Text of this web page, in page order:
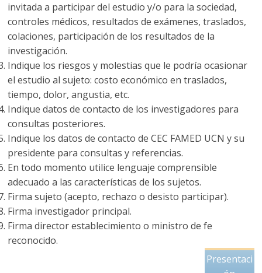
invitada a participar del estudio y/o para la sociedad,
controles médicos, resultados de exámenes, traslados,
colaciones, participación de los resultados de la
investigación.
Indique los riesgos y molestias que le podría ocasionar
el estudio al sujeto: costo económico en traslados,
tiempo, dolor, angustia, etc.
Indique datos de contacto de los investigadores para
consultas posteriores.
Indique los datos de contacto de CEC FAMED UCN y su
presidente para consultas y referencias.
En todo momento utilice lenguaje comprensible
adecuado a las características de los sujetos.
Firma sujeto (acepto, rechazo o desisto participar).
Firma investigador principal.
Firma director establecimiento o ministro de fe
reconocido.
Presentaci